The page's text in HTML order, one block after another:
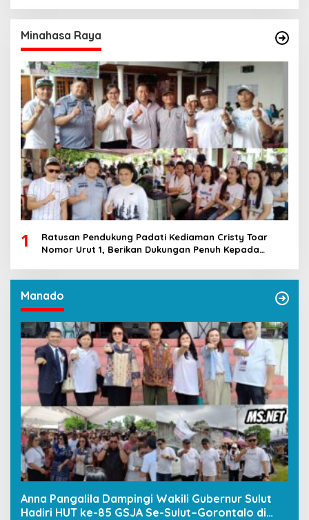
Minahasa Raya
1
Ratusan Pendukung Padati Kediaman Cristy Toar
Nomor Urut 1, Berikan Dukungan Penuh Kepada
Manado
Anna Pangalila Dampingi Wakili Gubernur Sulut
Hadiri HUT ke-85 GSJA Se-Sulut–Gorontalo di